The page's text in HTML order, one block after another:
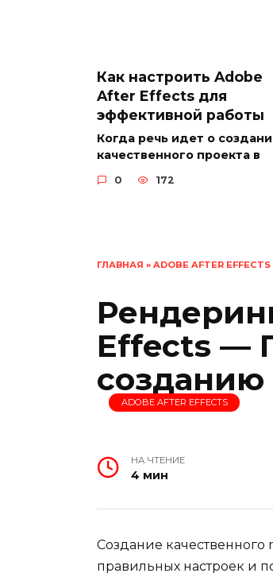
ГЛАВНАЯ » ADOBE AFTER EFFECTS
Effects —
созданию
ADOBE AFTER EFFECTS
НА ЧТЕНИЕ
4 мин
Создание
правильных настроек и
Как настроить Adobe
After Effects для
эффективной работы
Когда речь идет о
качественного проекта в
0 172